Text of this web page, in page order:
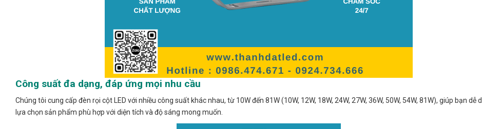
Công suất đa dạng, đáp ứng mọi nhu cầu
Chúng tôi cung cấp đèn rọi cột LED với nhiều công suất khác nhau, từ 10W đến 81W (10W, 12W, 18W, 24W, 27W, 36W, 50W, 54W, 81W), giúp bạn dễ
lựa chọn sản phẩm phù hợp với diện tích và độ sáng mong muốn.